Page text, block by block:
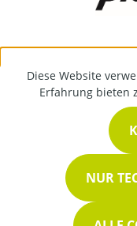
Diese Website
Erfahrung bieten
NUR